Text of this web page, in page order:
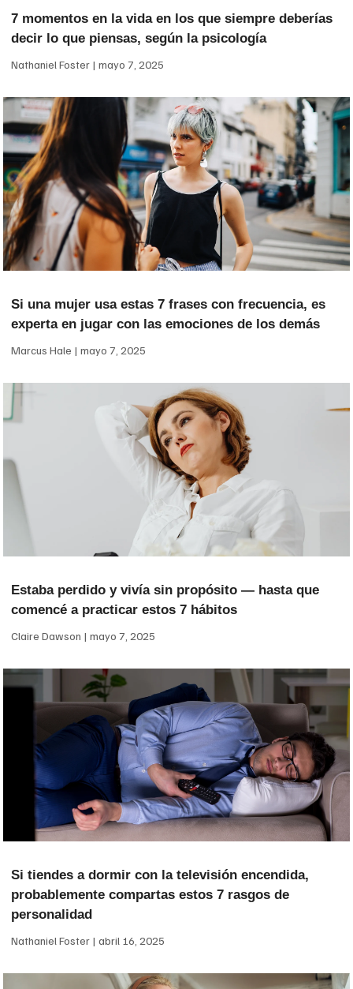
7 momentos en la vida en los que siempre deberías
decir lo que piensas, según la psicología
Nathaniel Foster mayo 7, 2025
Si una mujer usa estas 7 frases con frecuencia, es
experta en jugar con las emociones de los demás
Marcus Hale mayo 7, 2025
Estaba perdido y vivía sin propósito — hasta que
comencé a practicar estos 7 hábitos
Claire Dawson mayo 7, 2025
Si tiendes a dormir con la televisión encendida,
probablemente compartas estos 7 rasgos de
personalidad
Nathaniel Foster abril 16, 2025